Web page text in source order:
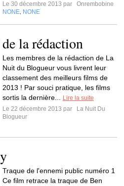
Le 30 décembre 2013 par
Onrembobine
NONE NONE
la rédaction
Les membres de la rédaction de La
Nuit du Blogueur vous livrent leur
classement des meilleurs films de
2013 ! Par souci pratique, les films
sortis la dernière...
Lire la suite
Le 22 décembre 2013 par
La Nuit Du
Blogueur
Traque de l'ennemi public numéro 1
Ce film retrace la traque de Ben